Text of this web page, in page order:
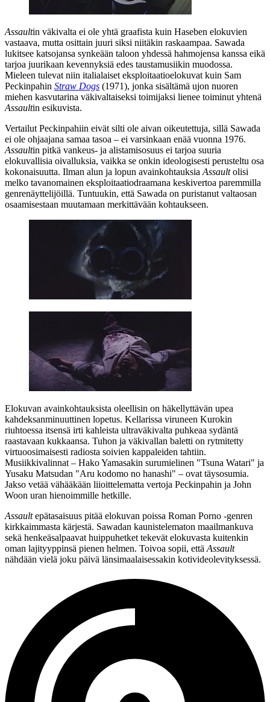
Assaultin väkivalta ei ole yhtä graafista kuin Haseben elokuvien
vastaava, mutta osittain juuri siksi niitäkin raskaampaa. Sawada
lukitsee katsojansa synkeään taloon yhdessä hahmojensa kanssa eikä
tarjoa juurikaan kevennyksiä edes taustamusiikin muodossa.
Mieleen tulevat niin italialaiset eksploitaatioelokuvat kuin Sam
Peckinpahin Straw Dogs (1971), jonka sisältämä ujon nuoren
miehen kasvutarina väkivaltaiseksi toimijaksi lienee toiminut yhtenä
Assaultin esikuvista.
Vertailut Peckinpahiin eivät silti ole aivan oikeutettuja, sillä Sawada
ei ole ohjaajana samaa tasoa – ei varsinkaan enää vuonna 1976.
Assaultin pitkä vankeus‑ ja alistamisosuus ei tarjoa suuria
elokuvallisia oivalluksia, vaikka se onkin ideologisesti perusteltu osa
kokonaisuutta. Ilman alun ja lopun avainkohtauksia Assaultolisi
melko tavanomainen eksploitaatiodraamana keskivertoa paremmilla
genrenäyttelijöillä. Tuntuukin, että Sawada on puristanut valtaosan
osaamisestaan muutamaan merkittävään kohtaukseen.
Elokuvan avainkohtauksista oleellisin on häkellyttävän upea
kahdeksanminuuttinen lopetus. Kellarissa viruneen Kurokin
riuhtoessa itsensä irti kahleista ultraväkivalta puhkeaa sydäntä
raastavaan kukkaansa. Tuhon ja väkivallan baletti on rytmitetty
virtuoosimaisesti radiosta soivien kappaleiden tahtiin.
Musiikkivalinnat – Hako Yamasakin surumielinen "Tsuna Watari" ja
Yusaku Matsudan "Aru kodomo no hanashi" – ovat täysosumia.
Jakso vetää vähääkään liioittelematta vertoja Peckinpahin ja John
Woon uran hienoimmille hetkille.
Assaultepätasaisuus pitää elokuvan poissa Roman Porno ‑genren
kirkkaimmasta kärjestä. Sawadan kaunistelematon maailmankuva
sekä henkeäsalpaavat huippuhetket tekevät elokuvasta kuitenkin
oman lajityyppinsä pienen helmen. Toivoa sopii, että Assault
nähdään vielä joku päivä länsimaalaisessakin kotivideolevityksessä.